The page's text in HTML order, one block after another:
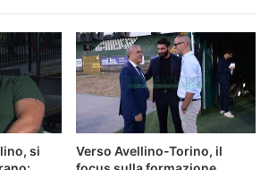
si
Verso Avellino-Torino, il